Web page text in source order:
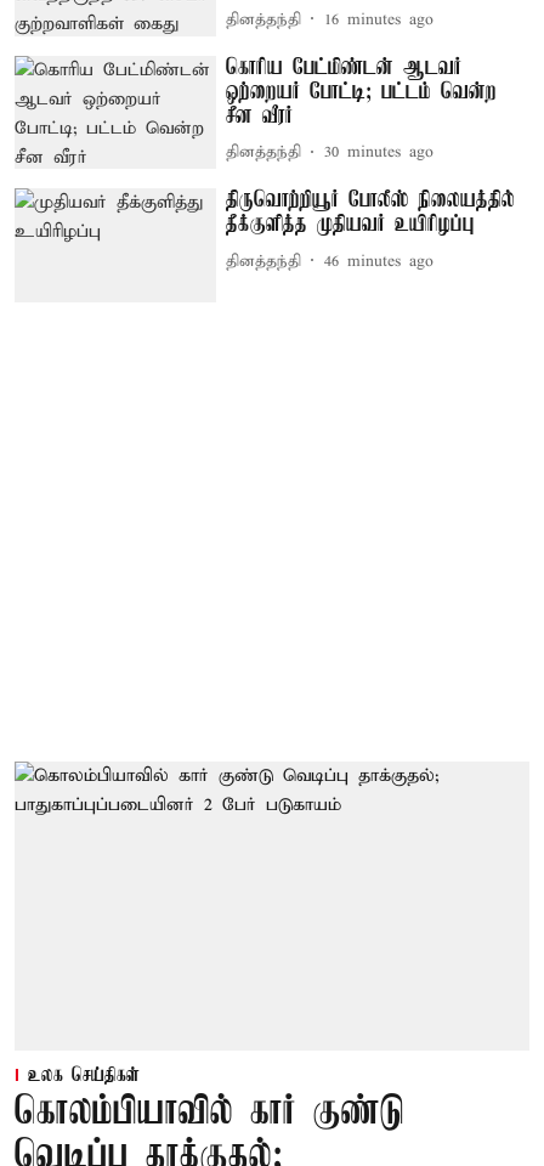
தினத்தந்தி 16 minutes ago
கொரிய பேட்மிண்டன் ஆடவர்
ஒற்றையர் போட்டி; பட்டம் வென்ற
சீன வீரர்
தினத்தந்தி 30 minutes ago
திருவொற்றியூர் போலீஸ் நிலையத்தில்
தீக்குளித்த முதியவர் உயிரிழப்பு
தினத்தந்தி 46 minutes ago
உலக செய்திகள்
கொலம்பியாவில் கார் குண்டு
வெடிப்பு தாக்குதல்;